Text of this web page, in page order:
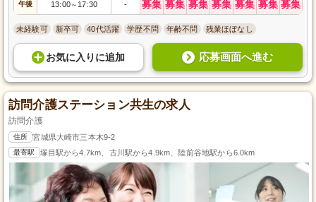
午後 13:00～ 17:30 - 募集 募集 募集 募集 募集 募集 募集
未経験可 新卒可 40代活躍 学歴不問 年齢不問 残業ほぼなし
お気に入り に追加 応募画面へ進む
訪問介護ステーション共生の求人
訪問介護
住所 宮城県大崎市三本木9-2
最寄駅 塚目駅から4.7km、古川駅から4.9km、陸前谷地駅から6.0km